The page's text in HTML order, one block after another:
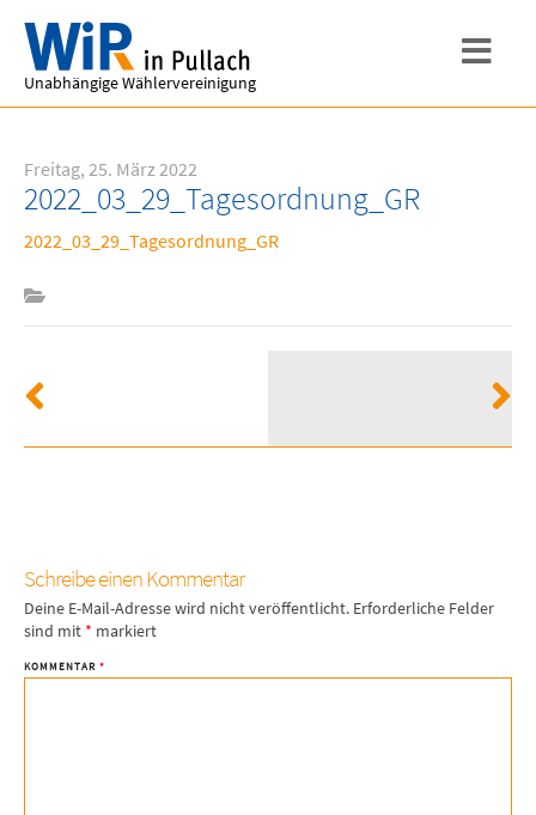
Unabhängige Wählervereinigung
Freitag, 25. März 2022
2022_03_29_Tagesordnung_GR
2022_03_29_Tagesordnung_GR
Schreibe einen Kommentar
Deine E-Mail-Adresse wird nicht veröffentlicht. Erforderliche Felder
sind mit * markiert
KOMMENTAR *